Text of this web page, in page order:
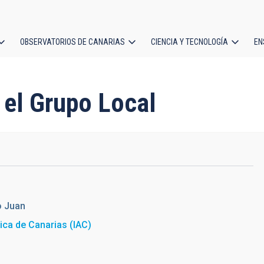
OBSERVATORIOS DE CANARIAS CIENCIA Y TECNOLOGÍA
Grupo Local
Juan
de Canarias (IAC)